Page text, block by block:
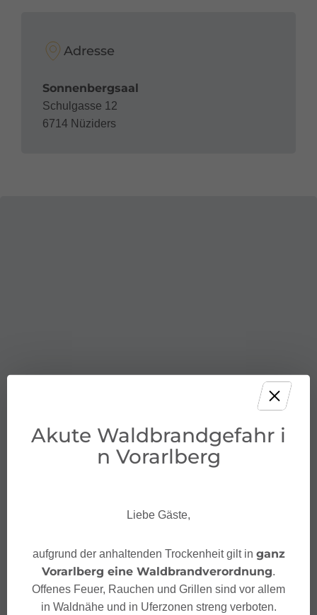
Adresse
Sonnenbergsaal
Schulgasse 12
6714 Nüziders
Akute Waldbrandgefahr i
n Vorarlberg
Liebe Gäste,
aufgrund der anhaltenden Trockenheit gilt in ganz
Vorarlberg eine Waldbrandverordnung.
Offenes Feuer, Rauchen und Grillen sind vor allem
in Waldnähe und in Uferzonen streng verboten.